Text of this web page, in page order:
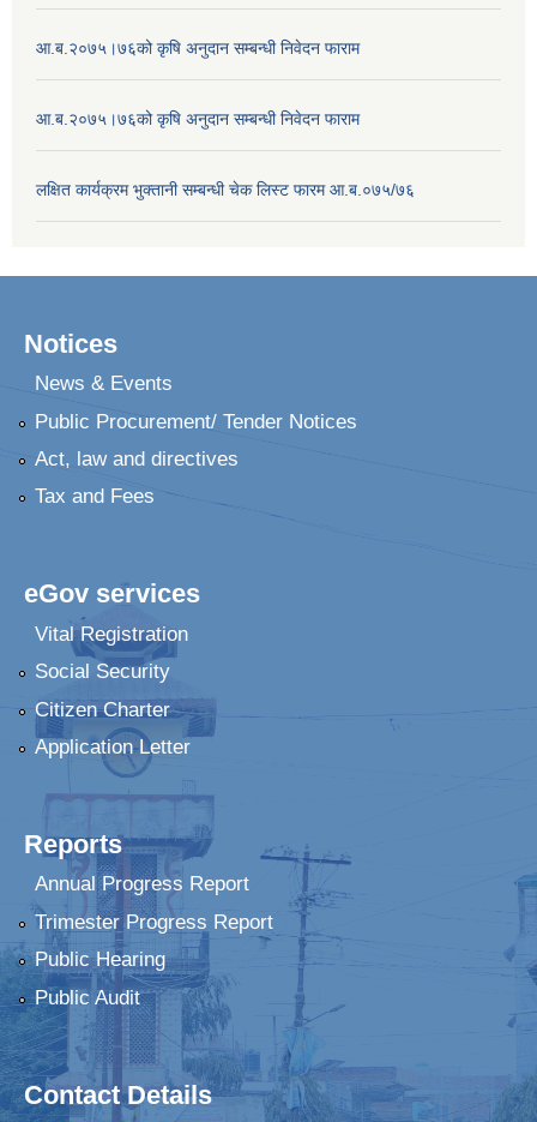
आ.ब.२०७५।७६को कृषि अनुदान सम्बन्धी निवेदन फाराम
आ.ब.२०७५।७६को कृषि अनुदान सम्बन्धी निवेदन फाराम
लक्षित कार्यक्रम भुक्तानी सम्बन्धी चेक लिस्ट फारम आ.ब.०७५/७६
Notices
News & Events
Public Procurement/ Tender Notices
Act, law and directives
Tax and Fees
eGov services
Vital Registration
Social Security
Citizen Charter
Application Letter
Reports
Annual Progress Report
Trimester Progress Report
Public Hearing
Public Audit
Contact Details